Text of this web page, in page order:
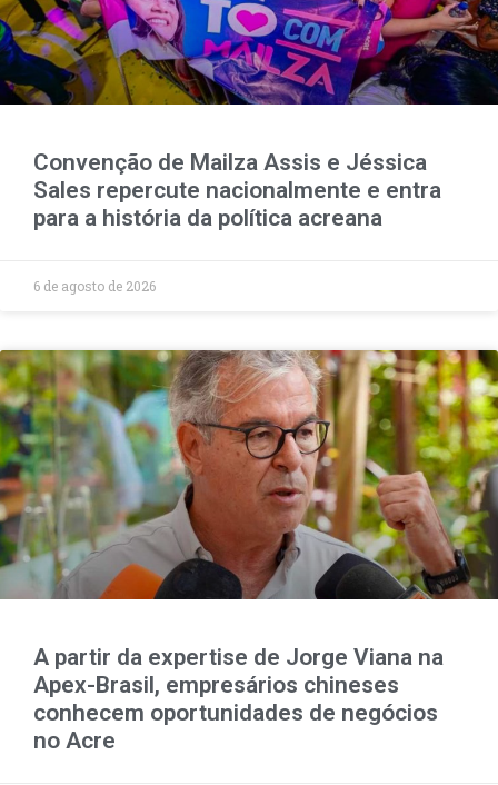
Convenção de Mailza Assis e Jéssica
Sales repercute nacionalmente e entra
para a história da política acreana
6 de agosto de 2026
A partir da expertise de Jorge Viana na
Apex-Brasil, empresários chineses
conhecem oportunidades de negócios
no Acre